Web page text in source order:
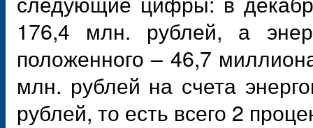
176,4 млн. рублей, а
положенного – 46,7
млн. рублей на счета
рублей, то есть всего 2